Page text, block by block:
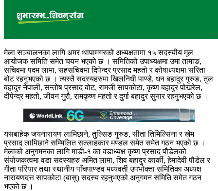
मेला सञ्चालनका लागि अमर थापामगरको अध्यक्षतामा १५ सदस्यीय मूल
आयोजक समिति समेत चयन भएको छ । समितिको उपाध्यक्षमा उमा तामाङ,
सचिवमा पदम लामा, सहसचिवमा दिपेन्द्र प्रसाद महतो र कोषाध्यक्षमा सरिता
बोट रहनुभएको छ । त्यस्तै सदस्यहरुमा खिलनिधी पाण्डे, धन बहादुर गुरुङ, तुल
बहादुर नेपाली, सन्तोष प्रसाद बोट, रामजी सापकोटा, कृष्ण बहादुर पोखरेल,
दीपेन्द्र महतो, जीवन गुरौ, रामकृष्ण महतो र दुर्गा बहादुर सुनार रहनुभएको छ ।
यसबाहेक जयनारायण लामिछाने, तुल्सिङ गुरुङ, सीता तिमिल्सिना र खेम
प्रसाद लामिछाने सम्मिलित सल्लाहकार मण्डल समेत समेत गठन भएको छ ।
मेलाको अनुगमनका लागि माडी-१ का वडाध्यक्ष कृष्ण प्रसाद पौडेलको
संयोजकत्वमा वडा सदस्यहरु अमित लामा, शिव बहादुर कार्की, हेमादेवी पौडेल र
गीता परियार तथा स्थानीय पाँचपाण्डव मध्यवर्ती उपभोक्ता समितिका अध्यक्ष
नारायणदत्त सापकोटा (बासु) सदस्य रहनुभएको अनुगमन समिति समेत गठन
भएको छ ।